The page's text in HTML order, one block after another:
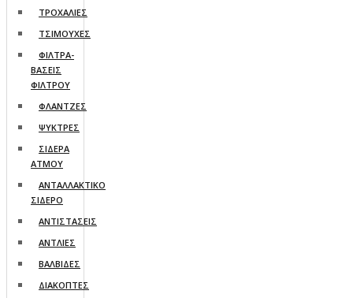
ΤΡΟΧΑΛΙΕΣ
ΤΣΙΜΟΥΧΕΣ
ΦΙΛΤΡΑ-
ΒΑΣΕΙΣ
ΦΙΛΤΡΟΥ
ΦΛΑΝΤΖΕΣ
ΨΥΚΤΡΕΣ
ΣΙΔΕΡΑ
ΑΤΜΟΥ
ΑΝΤΑΛΛΑΚΤΙΚΟ
ΣΙΔΕΡΟ
ΑΝΤΙΣΤΑΣΕΙΣ
ΑΝΤΛΙΕΣ
ΒΑΛΒΙΔΕΣ
ΔΙΑΚΟΠΤΕΣ